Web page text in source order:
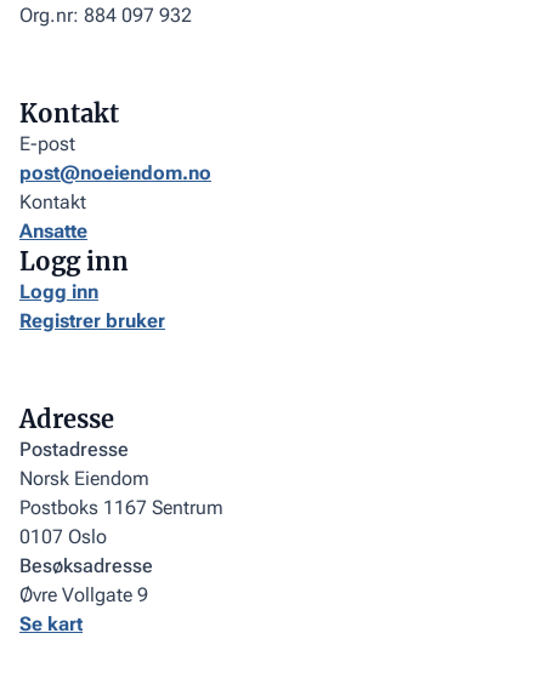
Org.nr: 884 097 932
Kontakt
E-post
post@noeiendom.no
Kontakt
Ansatte
Logg inn
Logg inn
Registrer bruker
Adresse
Postadresse
Norsk Eiendom
Postboks 1167 Sentrum
0107 Oslo
Besøksadresse
Øvre Vollgate 9
Se kart